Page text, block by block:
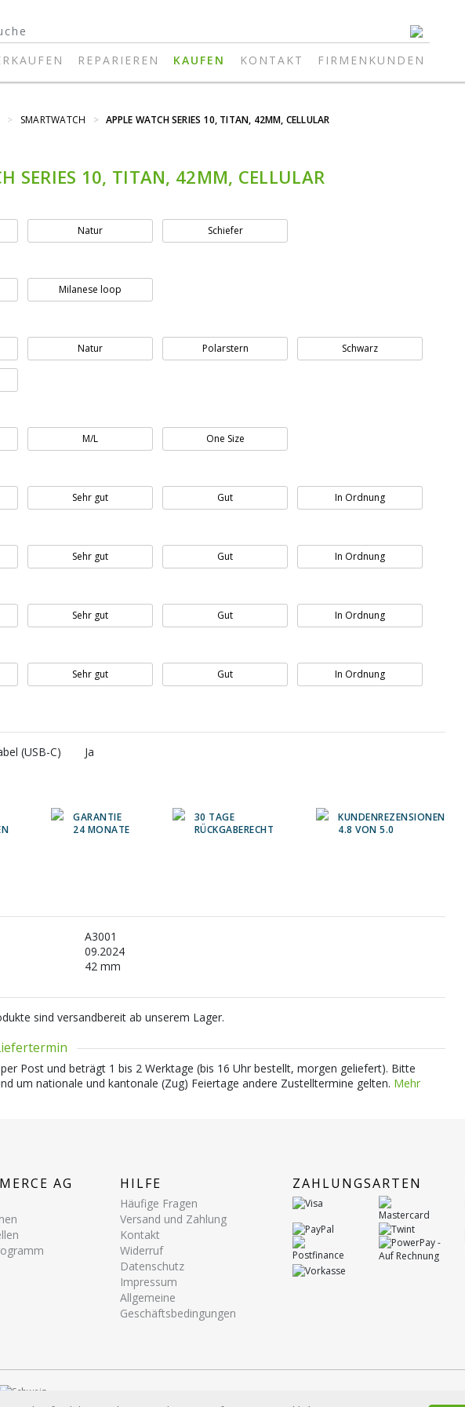
REPARIEREN KAUFEN KONTAKT FIRMENKUNDEN
> SMARTWATCH > APPLE WATCH SERIES 10, TITAN, 42MM, CELLULAR
SERIES 10, TITAN, 42MM, CELLULAR
Natur Schiefer
Milanese loop
Natur Polarstern Schwarz
M/L One Size
Sehr gut Gut In Ordnung
Sehr gut Gut In Ordnung
Sehr gut Gut In Ordnung
Sehr gut Gut In Ordnung
(USB-C) Ja
GARANTIE
24 MONATE
30 TAGE
RÜCKGABERECHT
KUNDENREZENSIONEN
4.8 VON 5.0
A3001
09.2024
42 mm
sind versandbereit ab unserem Lager.
Post und beträgt 1 bis 2 Werktage (bis 16 Uhr bestellt, morgen geliefert). Bitte
um nationale und kantonale (Zug) Feiertage andere Zustelltermine gelten. Mehr
AG HILFE
Häufige Fragen
Versand und Zahlung
Kontakt
Widerruf
Datenschutz
Impressum
Allgemeine
Geschäftsbedingungen
ZAHLUNGSARTEN